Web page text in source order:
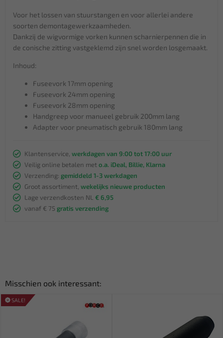
Voor het lossen van stuurstangen en voor allerlei andere
soorten demontagewerkzaamheden.
Dankzij de wigvormige vorken kunnen scharnierpennen die in
de conische zitting vastgeklemd zijn snel worden losgemaakt.
Inhoud:
Fuseevork 17mm opening
Fuseevork 24mm opening
Fuseevork 28mm opening
Handgreep voor manueel gebruik 200mm lang
Adapter voor pneumatisch gebruik 180mm lang
Klantenservice, werkdagen van 9:00 tot 17:00 uur
Veilig online betalen met o.a. iDeal, Billie, Klarna
Verzending: gemiddeld 1-3 werkdagen
Groot assortiment, wekelijks nieuwe producten
Lage verzendkosten NL € 6,95
vanaf € 75 gratis verzending
Misschien ook interessant:
SALE!